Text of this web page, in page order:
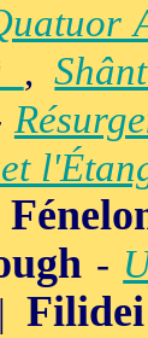
,
-
|Filidei